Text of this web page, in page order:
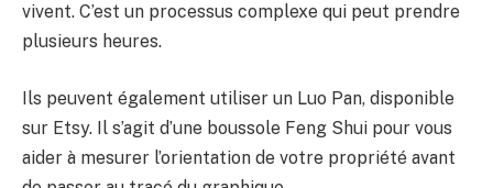
vivent. C’est un processus complexe qui peut prendre
plusieurs heures.
Ils peuvent également utiliser un Luo Pan, disponible
sur Etsy. Il s’agit d’une boussole Feng Shui pour vous
aider à mesurer l’orientation de votre propriété avant